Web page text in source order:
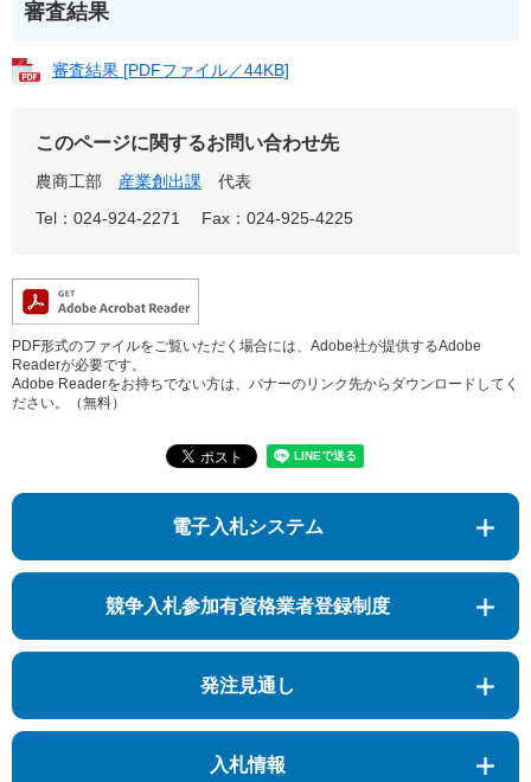
審査結果
審査結果 [PDFファイル／44KB]
このページに関するお問い合わせ先
農商工部 産業創出課
代表
Tel：024-924-2271
Fax：024-925-4225
PDF形式のファイルをご覧いただく場合には、Adobe社が提供するAdobe
Readerが必要です。
Adobe Readerをお持ちでない方は、バナーのリンク先からダウンロードしてく
ださい。（無料）
電子入札システム
競争入札参加有資格業者登録制度
発注見通し
入札情報